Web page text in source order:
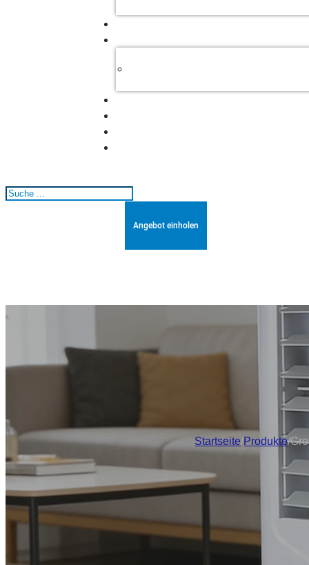
Suchen
Angebot einholen
Startseite/Produkte/